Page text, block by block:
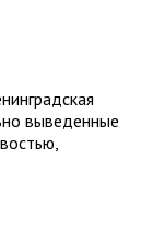
выведенные